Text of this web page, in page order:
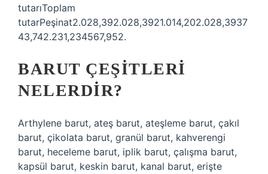
tutarıToplam
tutarPeşinat2.028,392.028,3921.014,202.028,3937
43,742.231,234567,952.
BARUT ÇEŞITLERI
NELERDIR?
Arthylene barut, ateş barut, ateşleme barut, çakıl
barut, çikolata barut, granül barut, kahverengi
barut, heceleme barut, iplik barut, çalışma barut,
kapsül barut, keskin barut, kanal barut, erişte